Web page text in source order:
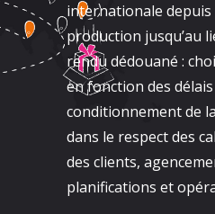
internationale depuis
production jusqu’au
rendu dédouané :
en fonction des
conditionnement de
dans le respect des
des clients,
planifications et